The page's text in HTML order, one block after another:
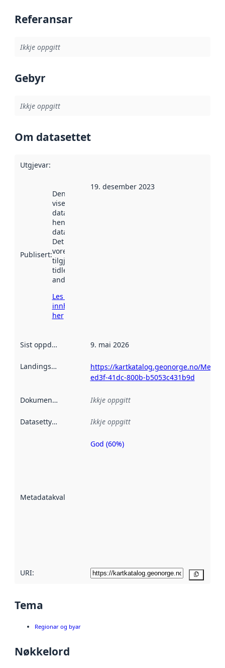
Referansar
Ikkje oppgitt
Gebyr
Ikkje oppgitt
Om datasettet
Utgjevar:
Publisert:
Denne datoen
viser når
datasettet vart
henta inn av
data.norge.no.
Det kan ha
vore
tilgjengeleg
tidlegare
andre stader.
Les meir om
innhenting
her
19. desember 2023
Sist oppdatert 9. mai 2026
Landingsside
https://kartkatalog.geonorge.no/
ed3f-41dc-800b-b5053c431b9d
Dokumentasjon Ikkje oppgitt
Datasettype Ikkje oppgitt
Metadatakvalitet
Metadatakvalitet
God (60%)
URI:
Tema
Regionar og byar
Nøkkelord